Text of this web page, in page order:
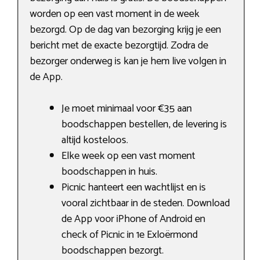
worden op een vast moment in de week
bezorgd. Op de dag van bezorging krijg je een
bericht met de exacte bezorgtijd. Zodra de
bezorger onderweg is kan je hem live volgen in
de App.
Je moet minimaal voor €35 aan
boodschappen bestellen, de levering is
altijd kosteloos.
Elke week op een vast moment
boodschappen in huis.
Picnic hanteert een wachtlijst en is
vooral zichtbaar in de steden. Download
de App voor iPhone of Android en
check of Picnic in 1e Exloërmond
boodschappen bezorgt.